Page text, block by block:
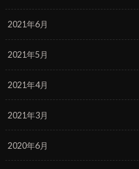
2021年6月
2021年5月
2021年4月
2021年3月
2020年6月